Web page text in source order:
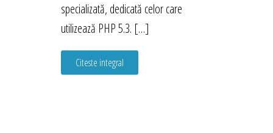
specializată, dedicată celor care
utilizează PHP 5.3. […]
Citeste integral